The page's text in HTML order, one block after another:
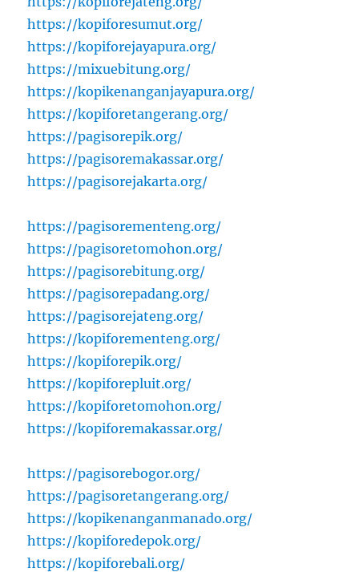
https://kopiforesumut.org/
https://kopiforejayapura.org/
https://mixuebitung.org/
https://kopikenanganjayapura.org/
https://kopiforetangerang.org/
https://pagisorepik.org/
https://pagisoremakassar.org/
https://pagisorejakarta.org/
https://pagisorementeng.org/
https://pagisoretomohon.org/
https://pagisorebitung.org/
https://pagisorepadang.org/
https://pagisorejateng.org/
https://kopiforementeng.org/
https://kopiforepik.org/
https://kopiforepluit.org/
https://kopiforetomohon.org/
https://kopiforemakassar.org/
https://pagisorebogor.org/
https://pagisoretangerang.org/
https://kopikenanganmanado.org/
https://kopiforedepok.org/
https://kopiforebali.org/